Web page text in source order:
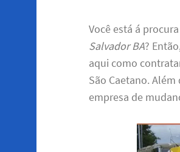
Você está á
Salvador BA?
aqui como
São Caetano.
empresa de